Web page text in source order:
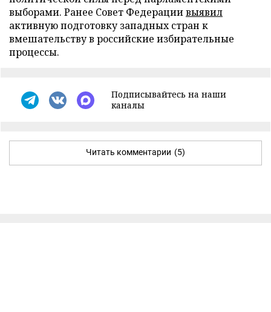
выборами. Ранее Совет Федерациивыявил
активную подготовку западных стран к
вмешательству в российские избирательные
процессы.
Подписывайтесь на наши
каналы
Читать комментарии (5)